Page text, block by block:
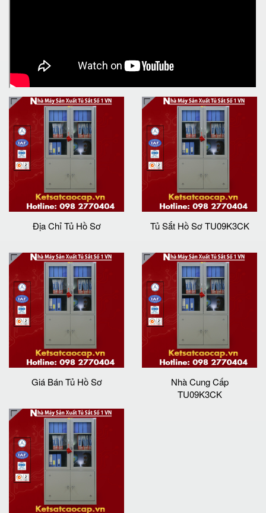
Địa Chỉ Tủ Hồ Sơ Tủ Sắt Hồ Sơ TU09K3CK
Giá Bán Tủ Hồ Sơ
Nhà Cung Cấp
TU09K3CK